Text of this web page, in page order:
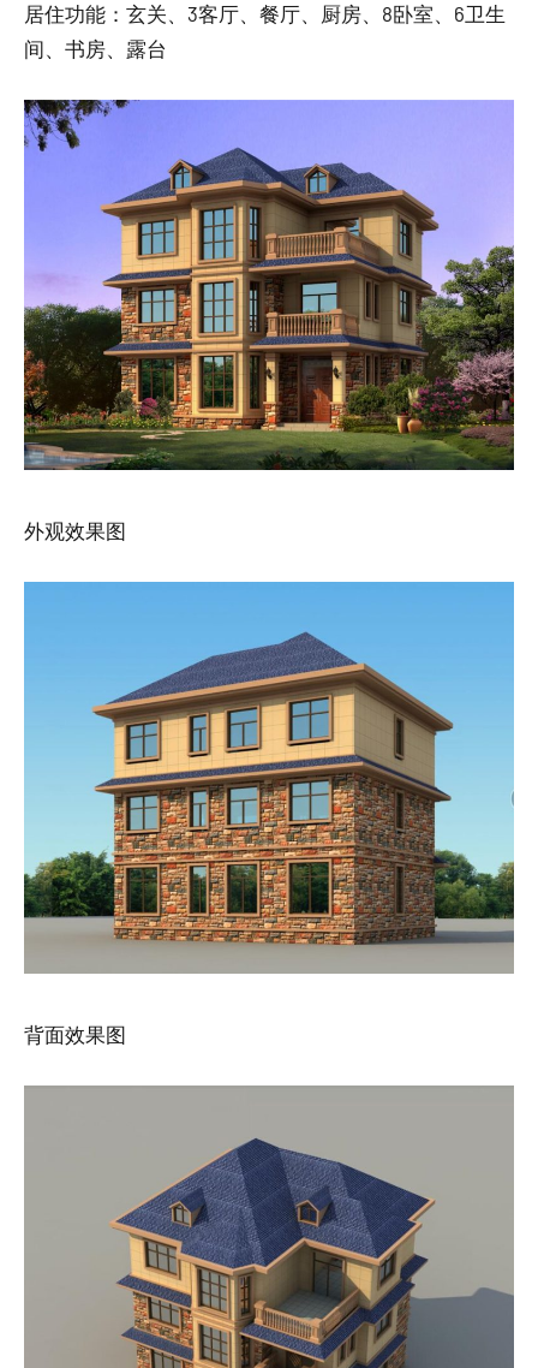
居住功能：玄关、3客厅、餐厅、厨房、8卧室、6卫生
间、书房、露台
外观效果图
背面效果图